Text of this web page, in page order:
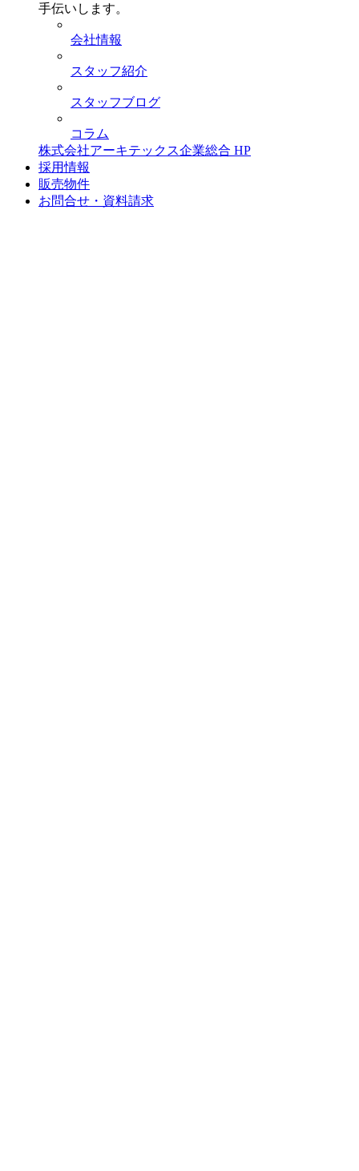
手伝いします。
会社情報
スタッフ紹介
スタッフブログ
コラム
株式会社アーキテックス企業総合 HP
採用情報
販売物件
お問合せ・資料請求